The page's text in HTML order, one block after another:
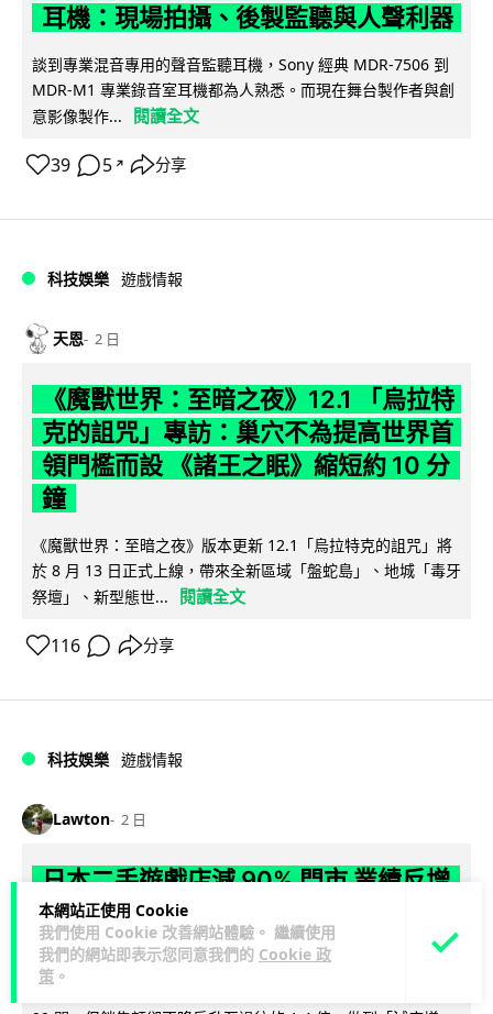
本網站正使用 Cookie
我們使用 Cookie 改善網站體驗。 繼續使用
我們的網站即表示您同意我們的 Cookie 政
策 。
耳機：現場拍攝、後製監聽與人聲利器
談到專業混音專用的聲音監聽耳機，Sony 經典 MDR-7506 到
MDR-M1 專業錄音室耳機都為人熟悉。而現在舞台製作者與創
意影像製作...
閱讀全文
39 5 ↗ 分享
科技娛樂 遊戲情報
天恩 2 日
《魔獸世界：至暗之夜》12.1 「烏拉特
克的詛咒」專訪：巢穴不為提高世界首
領門檻而設 《諸王之眠》縮短約 10 分
鐘
《魔獸世界：至暗之夜》版本更新 12.1「烏拉特克的詛咒」將
於 8 月 13 日正式上線，帶來全新區域「盤蛇島」、地城「毒牙
祭壇」、新型態世...
閱讀全文
116 分享
科技娛樂 遊戲情報
Lawton 2 日
日本二手遊戲店減 90% 門市 業績反增
四成 "懷舊"在 Z 世代變成最潮「新鮮
感」